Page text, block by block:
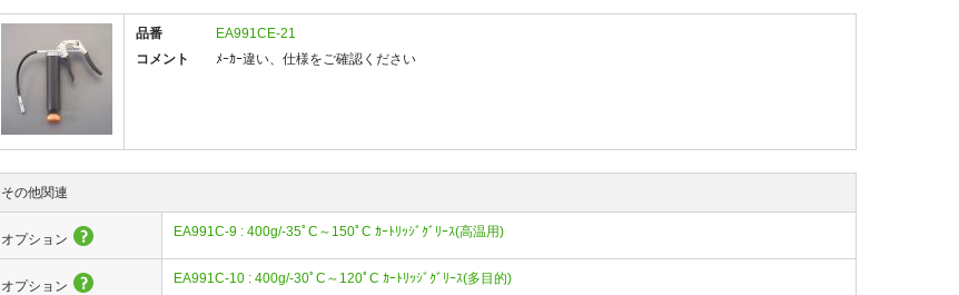
品番
EA991CE-21
コメント
ﾒｰｶｰ違い、仕様をご確認ください
その他関連
オプション EA991C-9 : 400g/-35ﾟC～150ﾟC ｶｰﾄﾘｯｼﾞｸﾞﾘｰｽ(高温用)
オプション EA991C-10 : 400g/-30ﾟC～120ﾟC ｶｰﾄﾘｯｼﾞｸﾞﾘｰｽ(多目的)